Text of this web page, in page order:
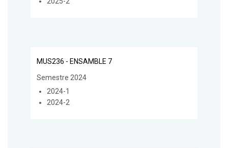
MUS236 - ENSAMBLE 7
Semestre 2024
2024-1
2024-2